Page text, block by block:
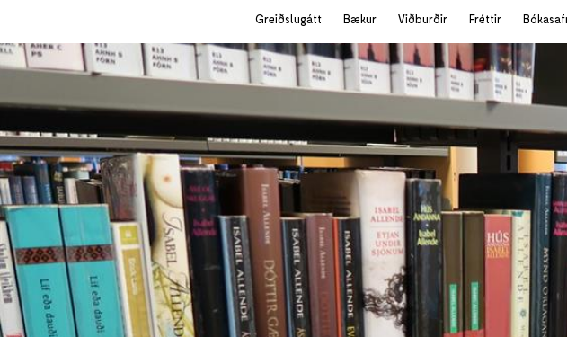
Greiðslugátt Bækur Viðburðir Fréttir